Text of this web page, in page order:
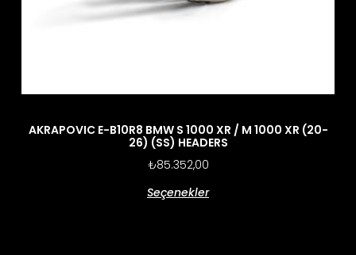
AKRAPOVIC E-B10R8 BMW S 1000 XR / M 1000 XR (20-
26) (SS) HEADERS
₺85.352,00
Seçenekler